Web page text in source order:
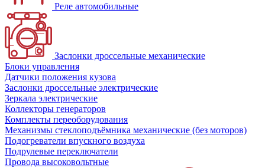
Реле автомобильные
Заслонки дроссельные механические
Блоки управления
Датчики положения кузова
Заслонки дроссельные электрические
Зеркала электрические
Коллекторы генераторов
Комплекты переоборудования
Механизмы стеклоподъёмника механические (без моторов)
Подогреватели впускного воздуха
Подрулевые переключатели
Провода высоковольтные